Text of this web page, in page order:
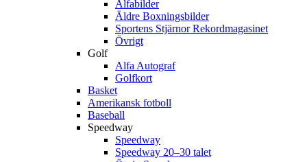
Alfabilder
Äldre Boxningsbilder
Sportens Stjärnor Rekordmagasinet
Övrigt
Golf
Alfa Autograf
Golfkort
Basket
Amerikansk fotboll
Baseball
Speedway
Speedway
Speedway 20–30 talet